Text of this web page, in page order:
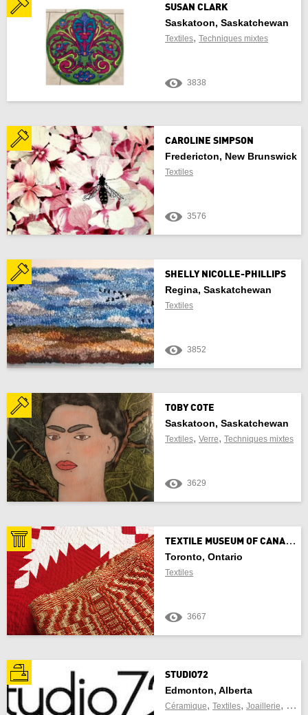
SUSAN CLARK
Saskatoon, Saskatchewan
Textiles, Techniques mixtes
3838
CAROLINE SIMPSON
Fredericton, New Brunswick
Textiles
3576
SHELLY NICOLLE-PHILLIPS
Regina, Saskatchewan
Textiles
3852
TOBY COTE
Saskatoon, Saskatchewan
Textiles, Verre, Techniques mixtes
3629
T
EXTILE MUSEUM OF CANADA
Toronto, Ontario
Textiles
3667
STUDIO72
Edmonton, Alberta
Céramique, Textiles, Joaillerie,